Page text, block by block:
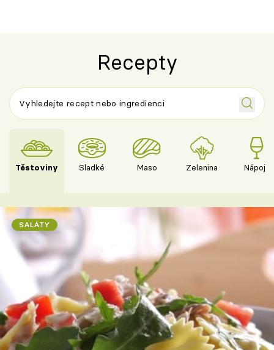
Recepty
Těstoviny Sladké Maso Zelenina Nápoje
SALÁTY